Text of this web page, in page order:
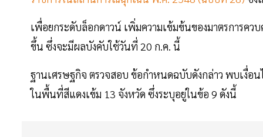
เพื่อยกระดับล็อกดาวน์ เพิ่มความเข้มข้นของมาตรการคว
ขึ้น ซึ่งจะมีผลบังคับใช้วันที่ 20 ก.ค. นี้
ฐานเศรษฐกิจ ตรวจสอบ ข้อกำหนดฉบับดังกล่าว พบเงื่อ
ในพื้นที่สีแดงเข้ม 13 จังหวัด ซึ่งระบุอยู่ในข้อ 9 ดังนี้